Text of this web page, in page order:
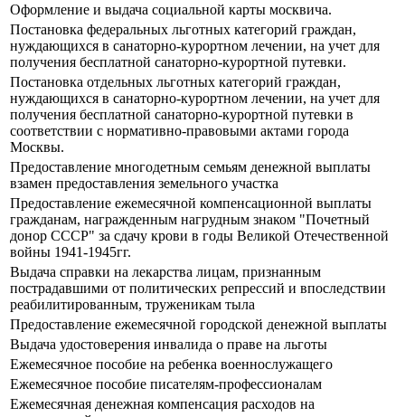
Оформление и выдача социальной карты москвича.
Постановка федеральных льготных категорий граждан,
нуждающихся в санаторно-курортном лечении, на учет для
получения бесплатной санаторно-курортной путевки.
Постановка отдельных льготных категорий граждан,
нуждающихся в санаторно-курортном лечении, на учет для
получения бесплатной санаторно-курортной путевки в
соответствии с нормативно-правовыми актами города
Москвы.
Предоставление многодетным семьям денежной выплаты
взамен предоставления земельного участка
Предоставление ежемесячной компенсационной выплаты
гражданам, награжденным нагрудным знаком "Почетный
донор СССР" за сдачу крови в годы Великой Отечественной
войны 1941-1945гг.
Выдача справки на лекарства лицам, признанным
пострадавшими от политических репрессий и впоследствии
реабилитированным, труженикам тыла
Предоставление ежемесячной городской денежной выплаты
Выдача удостоверения инвалида о праве на льготы
Ежемесячное пособие на ребенка военнослужащего
Ежемесячное пособие писателям-профессионалам
Ежемесячная денежная компенсация расходов на